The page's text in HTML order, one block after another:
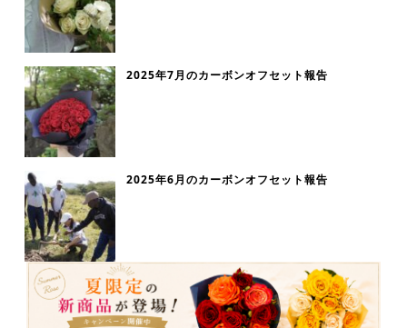
2025年7月のカーボンオフセット報告
2025年6月のカーボンオフセット報告